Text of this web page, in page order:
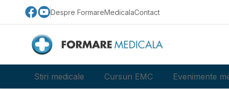
Despre FormareMedicalaContact
Stiri medicale Cursuri EMC Evenimente